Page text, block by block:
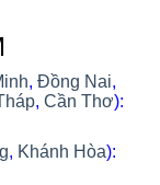
, Đồng Nai,
, Cần Thơ):
, Khánh Hòa):